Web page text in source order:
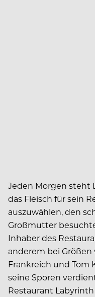
Jeden Morgen steht
das Fleisch für sein
auszuwählen, den
Großmutter
Inhaber des
anderem bei Größen
Frankreich und Tom
seine Sporen
Restaurant